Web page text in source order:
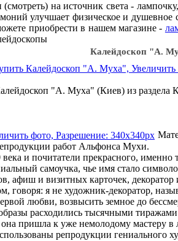
на источник света -
улучшает физическое и
приобрести в нашем магазине -
Калейдоскоп "А.
"А. Муха" (Киев) из раздела
работ Альфонса Мухи.
и почитатели прекрасного, именно
самоучка, чье имя стало
афиш и визитных карточек,
говоря: я не художник-декоратор,
любви, возвысить земное до
расходились тысячными тиражами
пришла к уже немолодому мастеру
репродукции гениального